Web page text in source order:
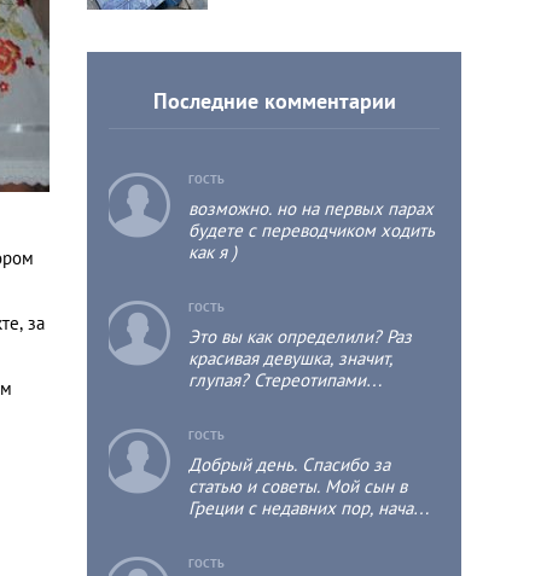
за
Последние комментарии
c ГОСТЬ
возможно. но на первых парах
будете с переводчиком ходить
как я )
c ГОСТЬ
Это вы как определили? Раз
красивая девушка, значит,
глупая? Стереотипами
c ГОСТЬ
Добрый день. Спасибо за
статью и советы. Мой сын в
Греции с недавних пор, начал
ГОСТЬ